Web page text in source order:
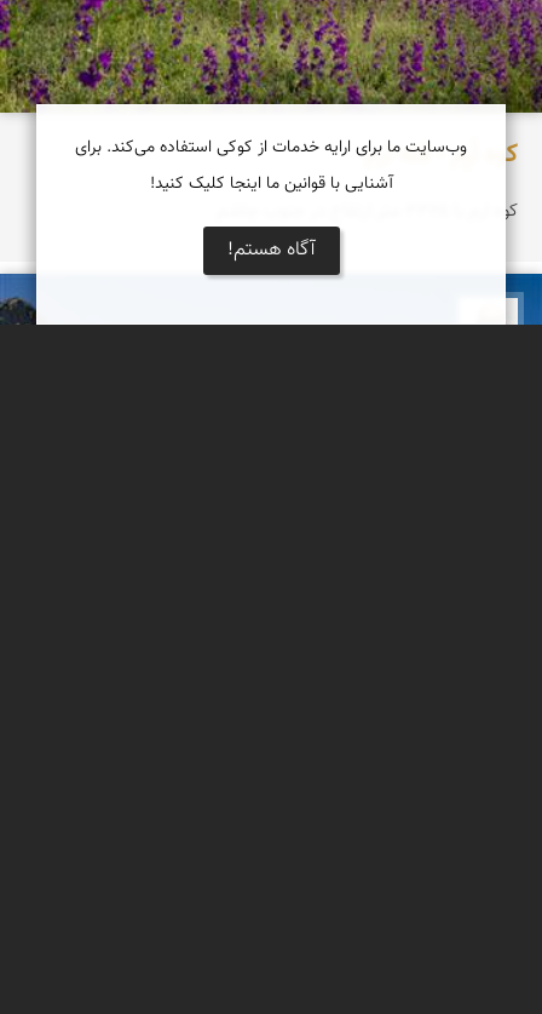
کوه اُرِم - قله ارم
کوه ارم با ۳۳۲۵ متر ارتفاع در جنوب چاشم
بابک ارجمندی
وب‌سایت ما برای ارایه خدمات از کوکی استفاده می‌کند. برای
آشنایی با قوانین ما اینجا کلیک کنید!
آگاه هستم!